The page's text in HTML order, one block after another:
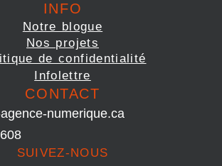
INFO
Notre blogue
Nos projets
de confidentialité
Infolettre
CONTACT
numerique.ca
SUIVEZ-NOUS